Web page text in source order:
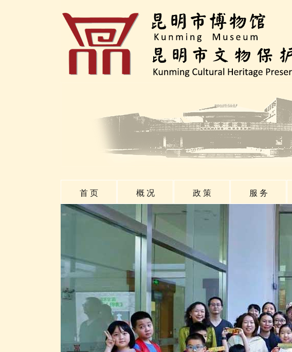
首 页 概 况 政 策 服 务